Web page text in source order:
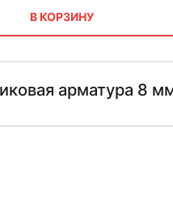
В КОРЗИНУ
арматура 8